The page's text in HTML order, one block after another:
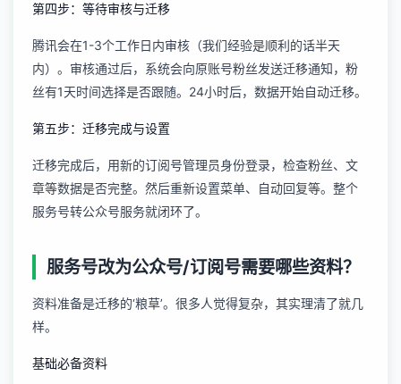
第四步：等待审核与迁移
腾讯会在1-3个工作日内审核（我们经验是顺利的话半天
内）。审核通过后，系统会向原账号粉丝发送迁移通知，粉
丝有1天时间选择是否跟随。24小时后，数据开始自动迁移。
第五步：迁移完成与设置
迁移完成后，用新的订阅号管理员身份登录，检查粉丝、文
章等数据是否完整。然后重新设置菜单、自动回复等。整个
服务号转公众号服务就闭环了。
服务号改为公众号/订阅号需要哪些资料？
资料准备是迁移的‘粮草’。很多人觉得复杂，其实理清了就几
样。
基础必备资料